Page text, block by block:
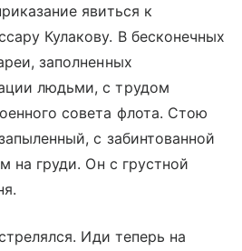
явиться к
Кулакову. В бесконечных
заполненных
людьми, с трудом
совета флота. Стою
с забинтованной
на груди. Он с грустной
Иди теперь на